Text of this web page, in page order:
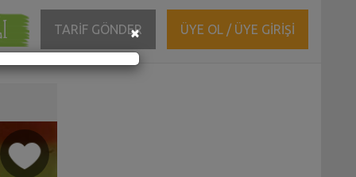
TARİF GÖNDER ÜYE OL / ÜYE GİRİŞİ
×Close